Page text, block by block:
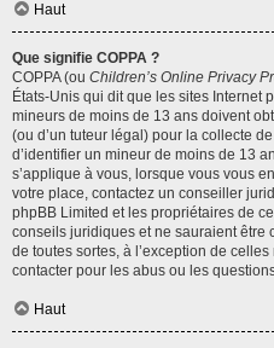
Haut
Que signifie COPPA ?
COPPA (ou Children’s Online Privacy
États-Unis qui dit que les sites Internet
mineurs de moins de 13 ans doivent
(ou d’un tuteur légal) pour la collecte
d’identifier un mineur de moins de 13
s’applique à vous, lorsque vous vous
votre place, contactez un conseiller
phpBB Limited et les propriétaires de
conseils juridiques et ne sauraient être
de toutes sortes, à l’exception de
contacter pour les abus ou les
Haut